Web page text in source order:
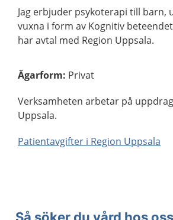
Jag erbjuder psykoterapi till barn,
vuxna i form av Kognitiv
har avtal med Region Uppsala.
Ägarform: Privat
Verksamheten arbetar på
Uppsala.
Patientavgifter i Region Uppsala
Så söker du vård hos oss